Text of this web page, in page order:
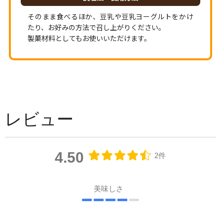
そのまま食べるほか、豆乳や豆乳ヨーグルトをかけ
たり、お好みの方法で召し上がりください。
製菓材料としてもお使いいただけます。
レビュー
4.50 2件
美味しさ